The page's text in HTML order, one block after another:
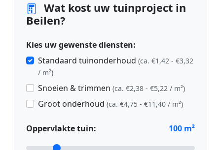
Wat kost uw tuinproject in
Beilen?
Kies uw gewenste diensten:
Standaard tuinonderhoud (ca. €1,42 - €3,32
/ m²)
Snoeien & trimmen (ca. €2,38 - €5,22 / m²)
Groot onderhoud (ca. €4,75 - €11,40 / m²)
Oppervlakte tuin: 100 m²